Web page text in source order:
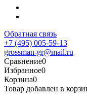
Обратная связь
+7 (495) 005-59-13
grossman-gr@mail.ru
Сравнение0
Избранное0
Корзина0
Товар добавлен в